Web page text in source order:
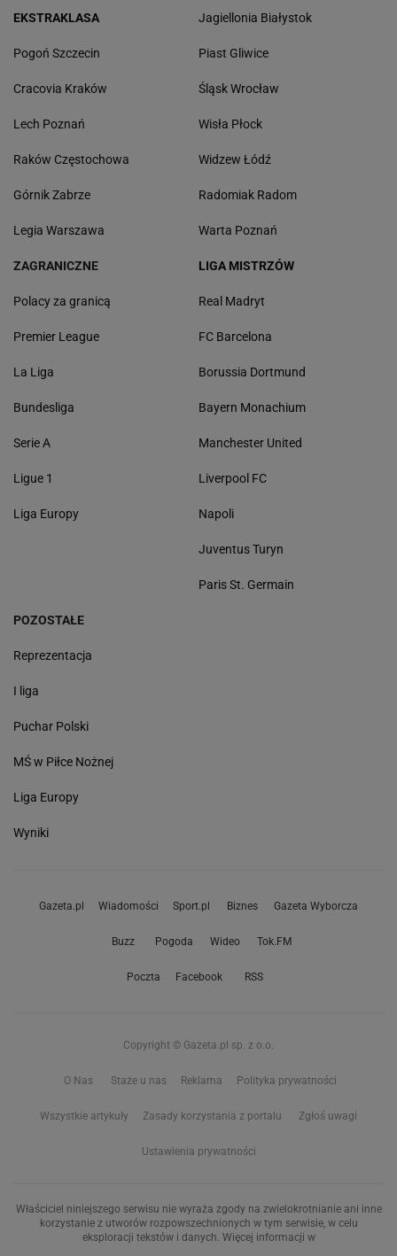
EKSTRAKLASA
Pogoń Szczecin
Cracovia Kraków
Lech Poznań
Raków Częstochowa
Górnik Zabrze
Legia Warszawa
Jagiellonia Białystok
Piast Gliwice
Śląsk Wrocław
Wisła Płock
Widzew Łódź
Radomiak Radom
Warta Poznań
ZAGRANICZNE
Polacy za granicą
Premier League
La Liga
Bundesliga
Serie A
Ligue 1
Liga Europy
LIGA MISTRZÓW
Real Madryt
FC Barcelona
Borussia Dortmund
Bayern Monachium
Manchester United
Liverpool FC
Napoli
Juventus Turyn
Paris St. Germain
POZOSTAŁE
Reprezentacja
I liga
Puchar Polski
MŚ w Piłce Nożnej
Liga Europy
Wyniki
Gazeta.pl Wiadomości Sport.pl Biznes Gazeta Wyborcza
Buzz Pogoda Wideo Tok.FM
Poczta Facebook RSS
Copyright © Gazeta.pl sp. z o.o.
O Nas Staże u nas Reklama Polityka prywatności
Wszystkie artykuły Zasady korzystania z portalu Zgłoś uwagi
Ustawienia prywatności
Właściciel niniejszego serwisu nie wyraża zgody na zwielokrotnianie ani inne
korzystanie z utworów rozpowszechnionych w tym serwisie, w celu
eksploracji tekstów i danych. Więcej informacji w